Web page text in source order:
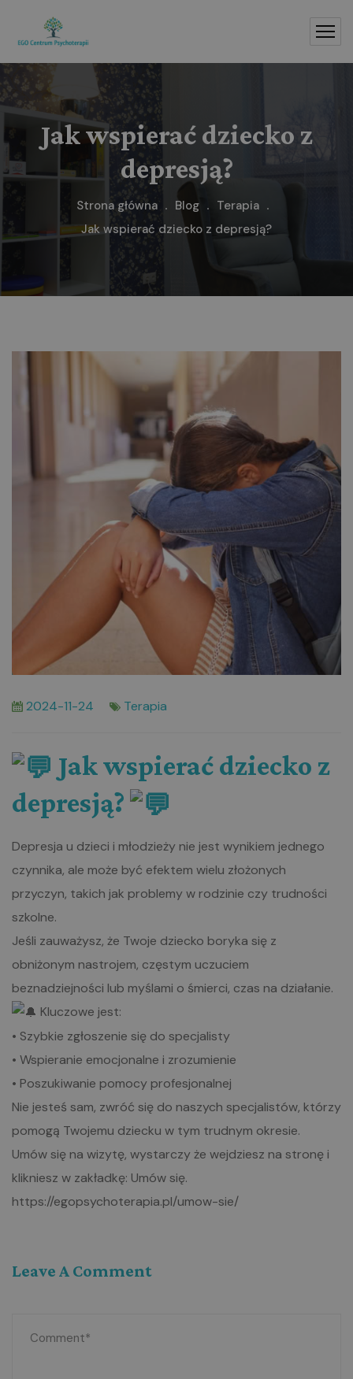
Jak wspierać dziecko z
depresją?
Strona główna Blog
Terapia
Jak wspierać dziecko z depresją?
2024-11-24 Terapia
Jak wspierać dziecko z
depresją?
Depresja u dzieci i młodzieży nie jest wynikiem jednego
czynnika, ale może być efektem wielu złożonych
przyczyn, takich jak problemy w rodzinie czy trudności
szkolne.
Jeśli zauważysz, że Twoje dziecko boryka się z
obniżonym nastrojem, częstym uczuciem
beznadziejności lub myślami o śmierci, czas na działanie.
Kluczowe jest:
• Szybkie zgłoszenie się do specjalisty
• Wspieranie emocjonalne i zrozumienie
• Poszukiwanie pomocy profesjonalnej
Nie jesteś sam, zwróć się do naszych specjalistów, którzy
pomogą Twojemu dziecku w tym trudnym okresie.
Umów się na wizytę, wystarczy że wejdziesz na stronę i
klikniesz w zakładkę: Umów się.
https://egopsychoterapia.pl/umow-sie/
Leave A Comment